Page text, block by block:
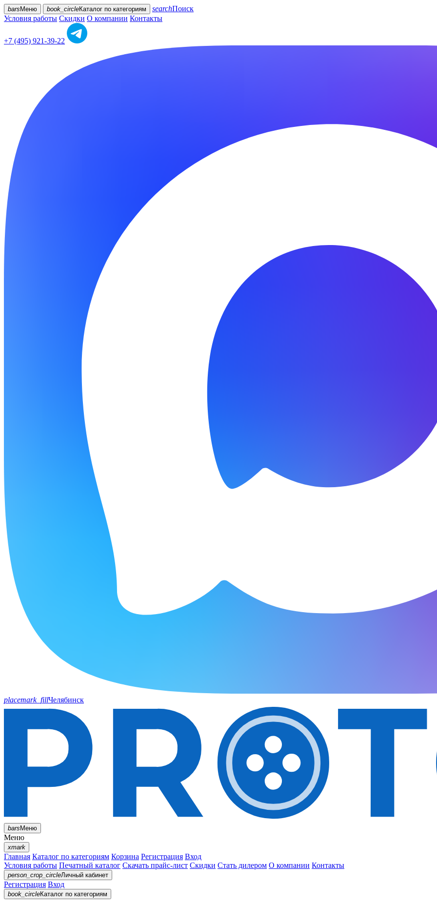
bars Меню book_circleКаталог по категориям searchПоиск
Условия работы Скидки О компании Контакты
+7 (495) 921-39-22
placemark_fillЧелябинск
barsМеню
Меню
xmark
Главная Каталог по категориям Корзина Регистрация Вход
Условия работы Печатный каталог Скачать прайс-лист Скидки Стать дилером О компании Контакты
person_crop_circleЛичный кабинет
Регистрация Вход
book_circleКаталог по категориям